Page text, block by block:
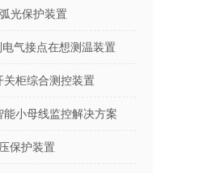
光保护装置
气接点在想测温装置
关柜综合测控装置
能小母线监控解决方案
保护装置